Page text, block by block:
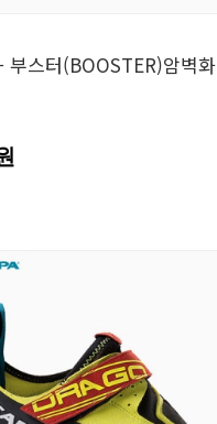
부스터(BOOSTER)암벽화